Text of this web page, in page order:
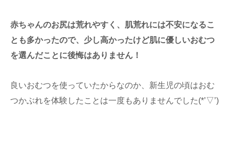
赤ちゃんのお尻は荒れやすく、肌荒れには不安になるこ
とも多かったので、少し高かったけど肌に優しいおむつ
を選んだことに後悔はありません！
良いおむつを使っていたからなのか、新生児の頃はおむ
つかぶれを体験したことは一度もありませんでした(*’▽’)